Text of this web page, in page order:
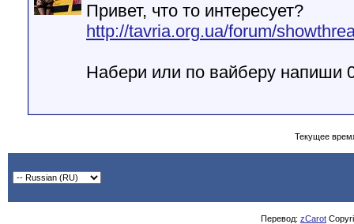
Привет, что то интересует?
http://tavria.org.ua/forum/
Набери или по вайберу напиши
Текущее
Перевод: zCarot